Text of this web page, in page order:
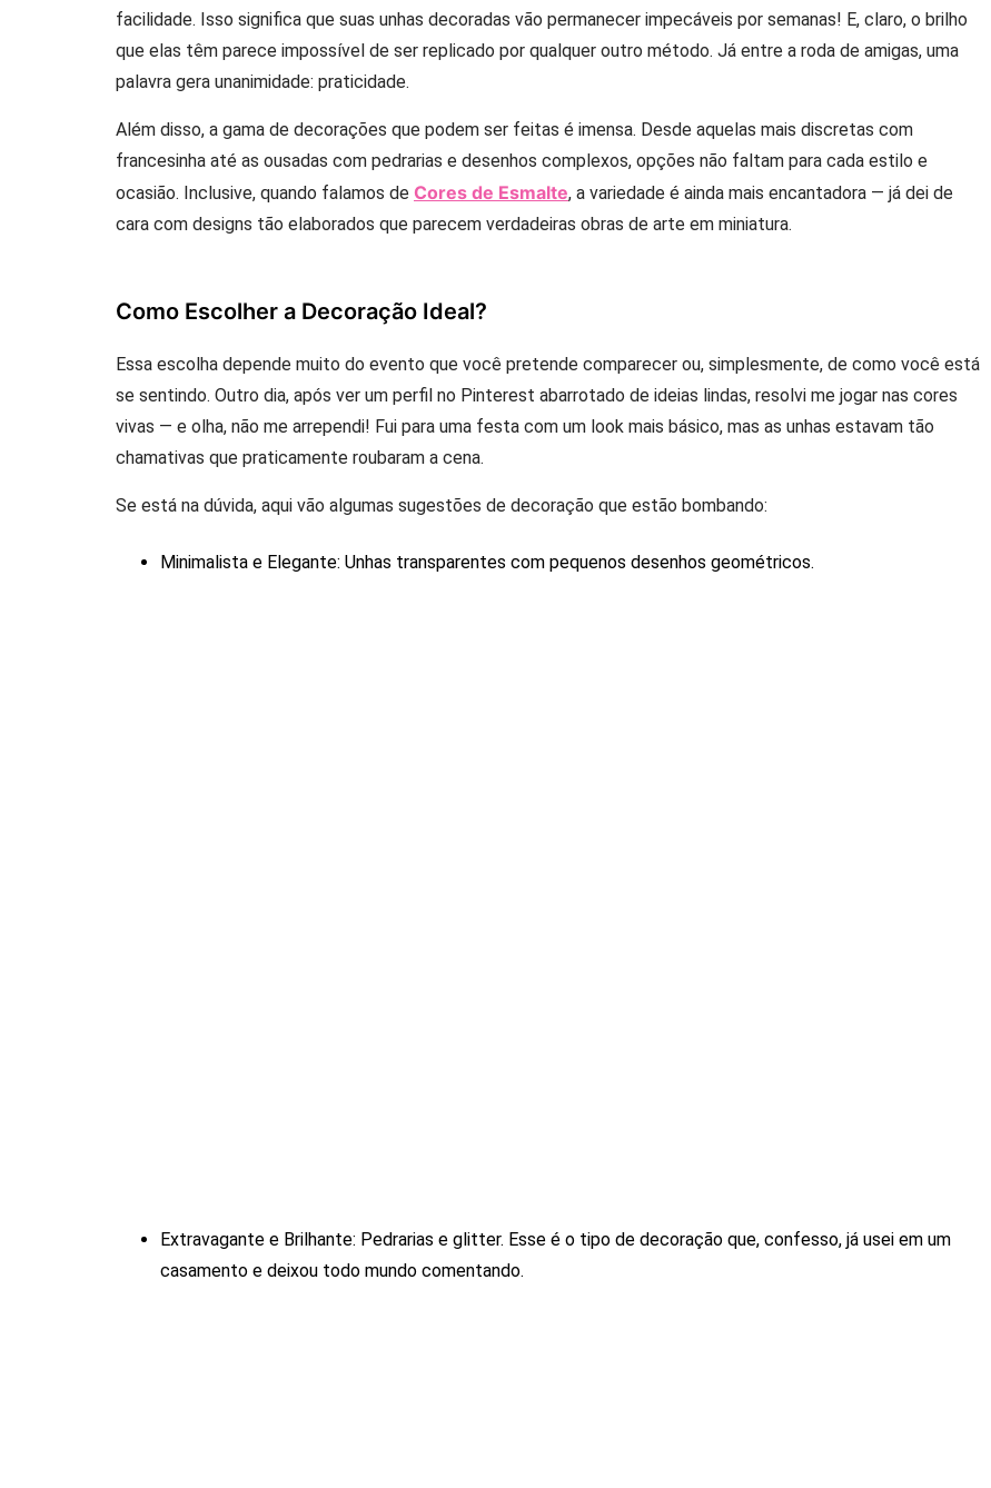
facilidade. Isso significa que suas unhas decoradas vão permanecer impecáveis por semanas! E, claro, o brilho
que elas têm parece impossível de ser replicado por qualquer outro método. Já entre a roda de amigas, uma
palavra gera unanimidade: praticidade.
Além disso, a gama de decorações que podem ser feitas é imensa. Desde aquelas mais discretas com
francesinha até as ousadas com pedrarias e desenhos complexos, opções não faltam para cada estilo e
ocasião. Inclusive, quando falamos de Cores de Esmalte, a variedade é ainda mais encantadora — já dei de
cara com designs tão elaborados que parecem verdadeiras obras de arte em miniatura.
Como Escolher a Decoração Ideal?
Essa escolha depende muito do evento que você pretende comparecer ou, simplesmente, de como você está
se sentindo. Outro dia, após ver um perfil no Pinterest abarrotado de ideias lindas, resolvi me jogar nas cores
vivas — e olha, não me arrependi! Fui para uma festa com um look mais básico, mas as unhas estavam tão
chamativas que praticamente roubaram a cena.
Se está na dúvida, aqui vão algumas sugestões de decoração que estão bombando:
Minimalista e Elegante: Unhas transparentes com pequenos desenhos geométricos.
Extravagante e Brilhante: Pedrarias e glitter. Esse é o tipo de decoração que, confesso, já usei em um
casamento e deixou todo mundo comentando.